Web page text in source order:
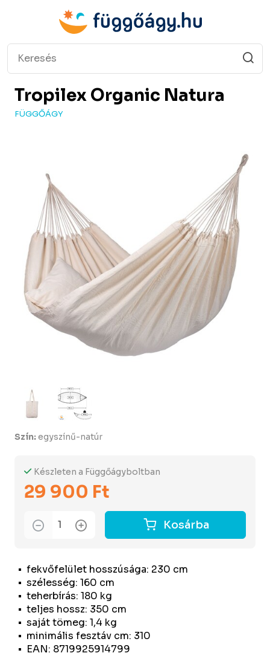
Tropilex Organic Natura
FÜGGŐÁGY
fekvőfelület hosszúsága: 230 cm
szélesség: 160 cm
teherbírás: 180 kg
teljes hossz: 350 cm
saját tömeg: 1,4 kg
minimális fesztáv cm: 310
EAN: 8719925914799
Készleten a Függőágyboltban
29 900 Ft
Kosárba
Szín:egyszínű-natúr